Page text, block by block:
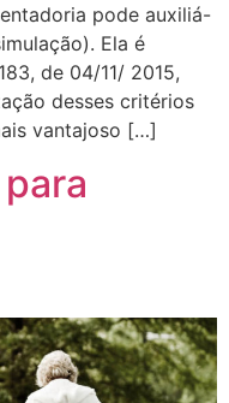
pode auxiliá-
Ela é
de 04/11/ 2015,
desses critérios
vantajoso […]